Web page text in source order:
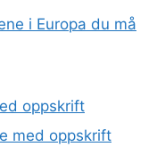
i Europa du må
oppskrift
med oppskrift